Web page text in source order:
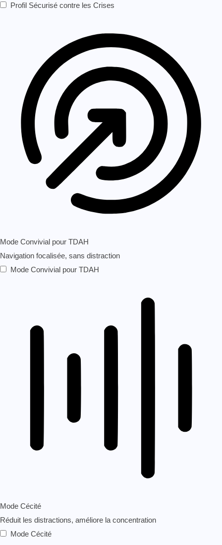
Profil Sécurisé contre les Crises
Mode Convivial pour TDAH
Navigation focalisée, sans distraction
Mode Convivial pour TDAH
Mode Cécité
Réduit les distractions, améliore la concentration
Mode Cécité